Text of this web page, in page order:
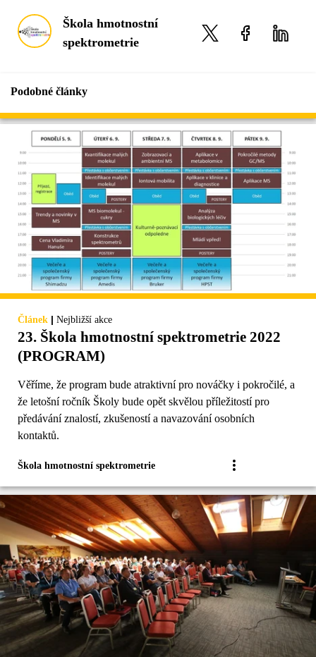
Škola hmotnostní
spektrometrie
Podobné články
Článek | Nejbližší akce
23. Škola hmotnostní spektrometrie 2022
(PROGRAM)
Věříme, že program bude atraktivní pro nováčky i pokročilé, a
že letošní ročník Školy bude opět skvělou příležitostí pro
předávání znalostí, zkušeností a navazování osobních
kontaktů.
Škola hmotnostní spektrometrie